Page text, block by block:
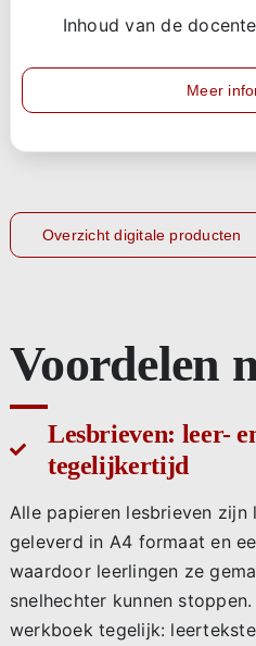
Inhoud van de
Meer
Overzicht digitale producten
Voordelen
Lesbrieven: leer-
tegelijkertijd
Alle papieren lesbrieven
geleverd in A4 formaat en
waardoor leerlingen ze
snelhechter kunnen
werkboek tegelijk: